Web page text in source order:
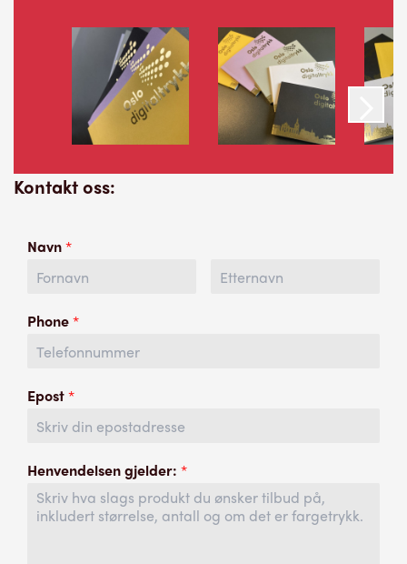
Kontakt oss:
Navn*
Phone*
Epost*
Henvendelsen gjelder: *